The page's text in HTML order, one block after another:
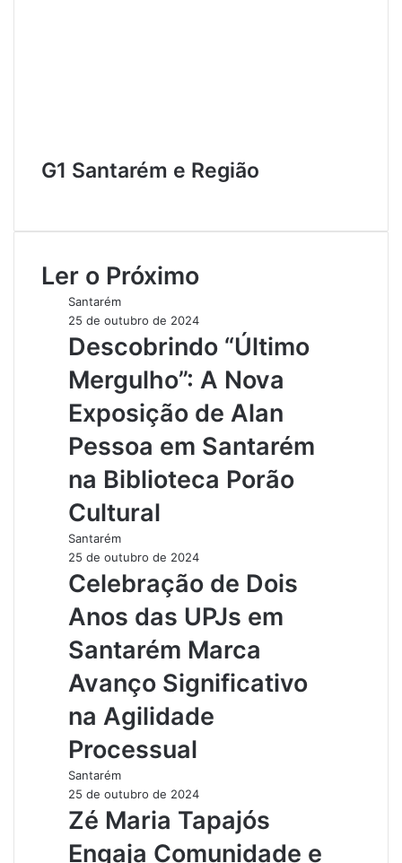
G1 Santarém e Região
b
i
tLer o Próximo
Santarém
25 de outubro de 2024
Descobrindo “Último
Mergulho”: A Nova
Exposição de Alan
Pessoa em Santarém
na Biblioteca Porão
Cultural
Santarém
25 de outubro de 2024
Celebração de Dois
Anos das UPJs em
Santarém Marca
Avanço Significativo
na Agilidade
Processual
Santarém
25 de outubro de 2024
Zé Maria Tapajós
Engaja Comunidade e